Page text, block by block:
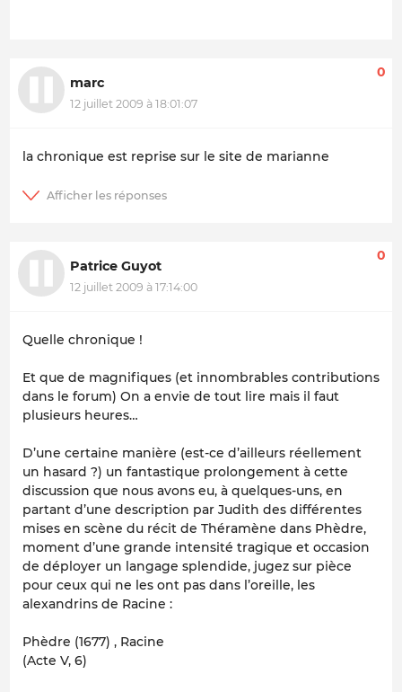
marc
12 juillet 2009 à 18:01:07
0
la chronique est reprise sur le site de marianne
Patrice Guyot
12 juillet 2009 à 17:14:00
0
Quelle chronique !
Et que de magnifiques (et innombrables contributions
dans le forum) On a envie de tout lire mais il faut
plusieurs heures…
D’une certaine manière (est-ce d’ailleurs réellement
un hasard ?) un fantastique prolongement à cette
discussion que nous avons eu, à quelques-uns, en
partant d’une description par Judith des différentes
mises en scène du récit de Théramène dans Phèdre,
moment d’une grande intensité tragique et occasion
de déployer un langage splendide, jugez sur pièce
pour ceux qui ne les ont pas dans l’oreille, les
alexandrins de Racine :
Phèdre (1677) , Racine
(Acte V, 6)